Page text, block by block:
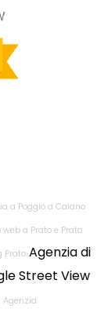
a Poggio a Caiano
a Prato e Prato
Prato Agenzia di
Street View
Agenzia